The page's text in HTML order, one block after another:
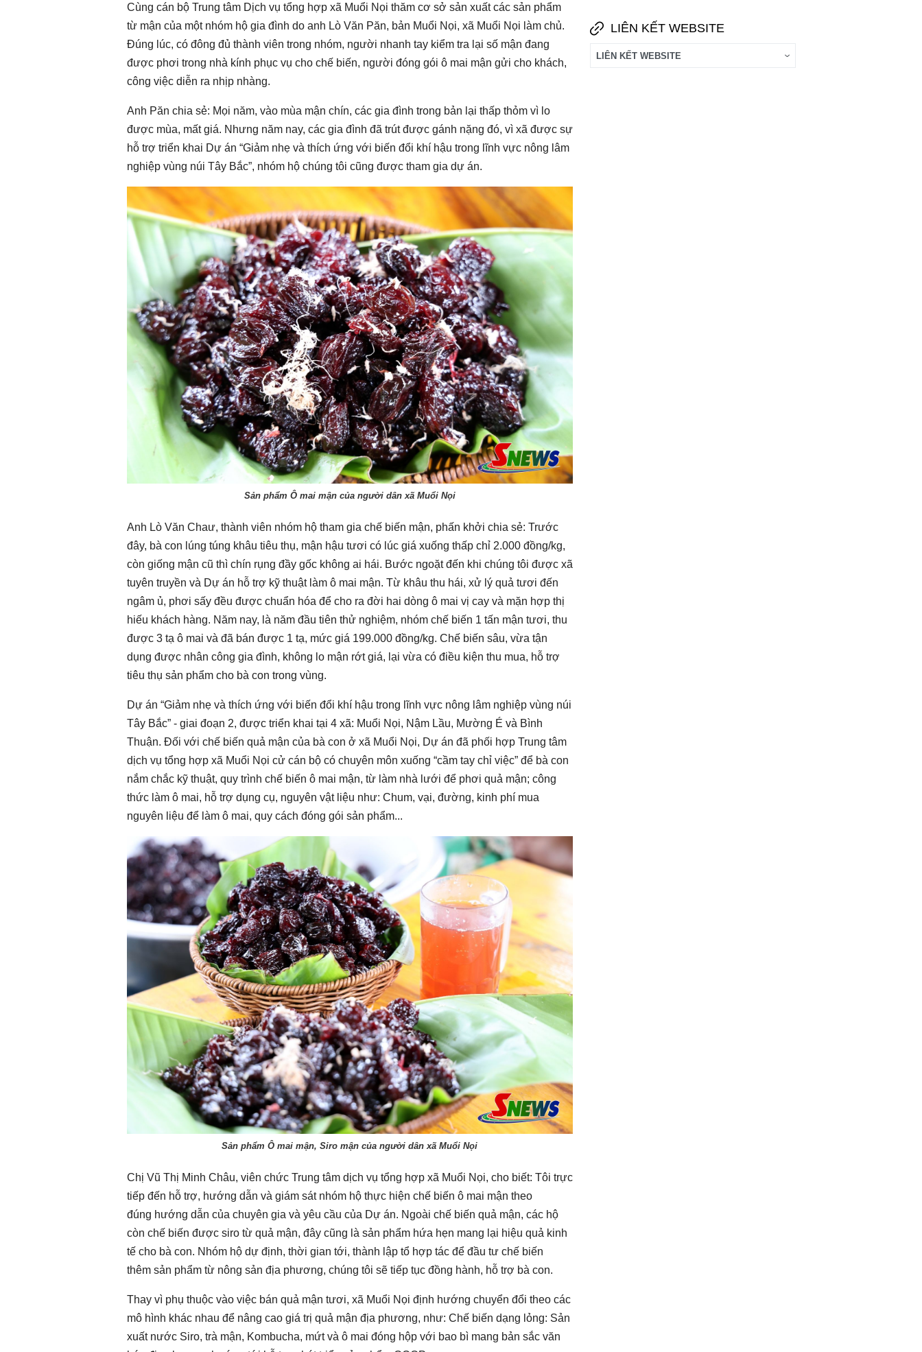
Cùng cán bộ Trung tâm Dịch vụ tổng hợp xã Muổi Nọi thăm cơ sở sản xuất các sản phẩm
từ mận của một nhóm hộ gia đình do anh Lò Văn Păn, bản Muổi Nọi, xã Muổi Nọi làm chủ.
Đúng lúc, có đông đủ thành viên trong nhóm, người nhanh tay kiểm tra lại số mận đang
được phơi trong nhà kính phục vụ cho chế biến, người đóng gói ô mai mận gửi cho khách,
công việc diễn ra nhịp nhàng.
Anh Păn chia sẻ: Mọi năm, vào mùa mận chín, các gia đình trong bản lại thấp thỏm vì lo
được mùa, mất giá. Nhưng năm nay, các gia đình đã trút được gánh nặng đó, vì xã được sự
hỗ trợ triển khai Dự án “Giảm nhẹ và thích ứng với biến đổi khí hậu trong lĩnh vực nông lâm
nghiệp vùng núi Tây Bắc”, nhóm hộ chúng tôi cũng được tham gia dự án.
Sản phẩm Ô mai mận của người dân xã Muổi Nọi
Anh Lò Văn Chaư, thành viên nhóm hộ tham gia chế biến mận, phấn khởi chia sẻ: Trước
đây, bà con lúng túng khâu tiêu thụ, mận hậu tươi có lúc giá xuống thấp chỉ 2.000 đồng/kg,
còn giống mận cũ thì chín rụng đầy gốc không ai hái. Bước ngoặt đến khi chúng tôi được xã
tuyên truyền và Dự án hỗ trợ kỹ thuật làm ô mai mận. Từ khâu thu hái, xử lý quả tươi đến
ngâm ủ, phơi sấy đều được chuẩn hóa để cho ra đời hai dòng ô mai vị cay và mặn hợp thị
hiếu khách hàng. Năm nay, là năm đầu tiên thử nghiệm, nhóm chế biến 1 tấn mận tươi, thu
được 3 tạ ô mai và đã bán được 1 tạ, mức giá 199.000 đồng/kg. Chế biến sâu, vừa tận
dụng được nhân công gia đình, không lo mận rớt giá, lại vừa có điều kiện thu mua, hỗ trợ
tiêu thụ sản phẩm cho bà con trong vùng.
Dự án “Giảm nhẹ và thích ứng với biến đổi khí hậu trong lĩnh vực nông lâm nghiệp vùng núi
Tây Bắc” - giai đoạn 2, được triển khai tại 4 xã: Muổi Nọi, Nậm Lầu, Mường É và Bình
Thuận. Đối với chế biến quả mận của bà con ở xã Muổi Nọi, Dự án đã phối hợp Trung tâm
dịch vụ tổng hợp xã Muổi Nọi cử cán bộ có chuyên môn xuống “cầm tay chỉ việc” để bà con
nắm chắc kỹ thuật, quy trình chế biến ô mai mận, từ làm nhà lưới để phơi quả mận; công
thức làm ô mai, hỗ trợ dụng cụ, nguyên vật liệu như: Chum, vại, đường, kinh phí mua
nguyên liệu để làm ô mai, quy cách đóng gói sản phẩm...
Sản phẩm Ô mai mận, Siro mận của người dân xã Muổi Nọi
Chị Vũ Thị Minh Châu, viên chức Trung tâm dịch vụ tổng hợp xã Muổi Nọi, cho biết: Tôi trực
tiếp đến hỗ trợ, hướng dẫn và giám sát nhóm hộ thực hiện chế biến ô mai mận theo
đúng hướng dẫn của chuyên gia và yêu cầu của Dự án. Ngoài chế biến quả mận, các hộ
còn chế biến được siro từ quả mận, đây cũng là sản phẩm hứa hẹn mang lại hiệu quả kinh
tế cho bà con. Nhóm hộ dự định, thời gian tới, thành lập tổ hợp tác để đầu tư chế biến
thêm sản phẩm từ nông sản địa phương, chúng tôi sẽ tiếp tục đồng hành, hỗ trợ bà con.
Thay vì phụ thuộc vào việc bán quả mận tươi, xã Muổi Nọi định hướng chuyển đổi theo các
mô hình khác nhau để nâng cao giá trị quả mận địa phương, như: Chế biến dạng lỏng: Sản
xuất nước Siro, trà mận, Kombucha, mứt và ô mai đóng hộp với bao bì mang bản sắc văn
LIÊN KẾT WEBSITE